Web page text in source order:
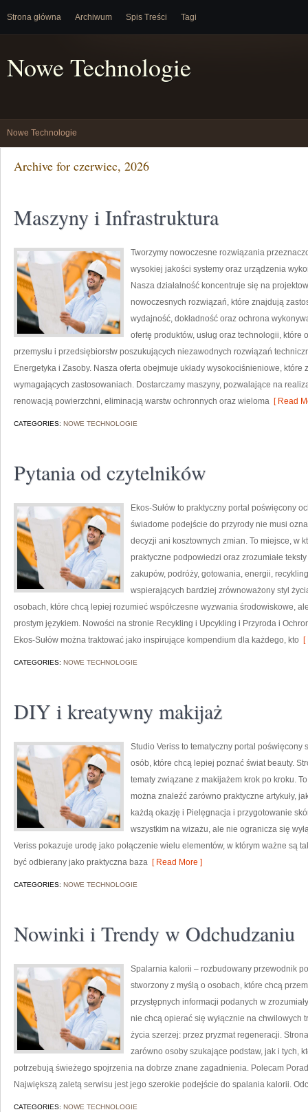
Strona główna Archiwum Spis Treści Tagi
Nowe Technologie
Nowe Technologie
Archive for czerwiec, 2026
Maszyny i Infrastruktura
Tworzymy nowoczesne rozwiązania
wysokiej jakości systemy oraz urządzenia
Nasza działalność koncentruje się na
nowoczesnych rozwiązań, które znajdują
wydajność, dokładność oraz ochrona
ofertę produktów, usług oraz technologii,
przemysłu i przedsiębiorstw poszukujących niezawodnych rozwiązań
Energetyka i Zasoby. Nasza oferta obejmuje układy wysokociśnieniowe, które
wymagających zastosowaniach. Dostarczamy maszyny, pozwalające na
renowacją powierzchni, eliminacją warstw ochronnych oraz wieloma [ Read
CATEGORIES: NOWE TECHNOLOGIE
Pytania od czytelników
Ekos-Sułów to praktyczny portal poświęcony
świadome podejście do przyrody nie musi
decyzji ani kosztownych zmian. To miejsce, w
praktyczne podpowiedzi oraz zrozumiałe
zakupów, podróży, gotowania, energii,
wspierających bardziej zrównoważony styl
osobach, które chcą lepiej rozumieć współczesne wyzwania środowiskowe,
prostym językiem. Nowości na stronie Recykling i Upcykling i Przyroda i
Ekos-Sułów można traktować jako inspirujące kompendium dla każdego, kto [
CATEGORIES: NOWE TECHNOLOGIE
DIY i kreatywny makijaż
Studio Veriss to tematyczny portal
osób, które chcą lepiej poznać świat beauty.
tematy związane z makijażem krok po kroku.
można znaleźć zarówno praktyczne artykuły,
każdą okazję i Pielęgnacja i przygotowanie
wszystkim na wizażu, ale nie ogranicza się
Veriss pokazuje urodę jako połączenie wielu elementów, w którym ważne są
być odbierany jako praktyczna baza [ Read More ]
CATEGORIES: NOWE TECHNOLOGIE
Nowinki i Trendy w Odchudzaniu
Spalarnia kalorii – rozbudowany przewodnik
stworzony z myślą o osobach, które chcą
przystępnych informacji podanych w
nie chcą opierać się wyłącznie na chwilowych
życia szerzej: przez pryzmat regeneracji.
zarówno osoby szukające podstaw, jak i tych,
potrzebują świeżego spojrzenia na dobrze znane zagadnienia. Polecam
Największą zaletą serwisu jest jego szerokie podejście do spalania kalorii.
CATEGORIES: NOWE TECHNOLOGIE